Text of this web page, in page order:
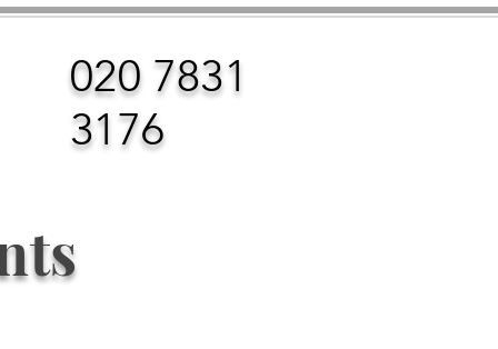
020 7831
3176